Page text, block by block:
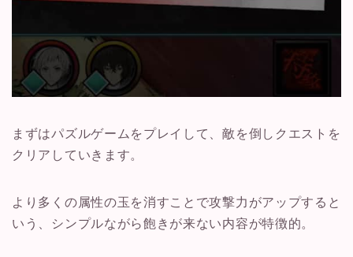
まずはパズルゲームをプレイして、敵を倒しクエストを
クリアしていきます。
より多くの属性の玉を消すことで攻撃力がアップすると
いう、シンプルながら飽きが来ない内容が特徴的。